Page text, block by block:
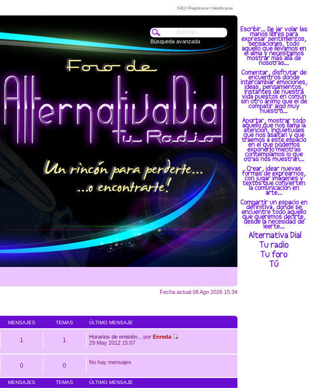
FAQ • Registrarse • Identificarse
Búsqueda avanzada
Fecha actual 08 Ago 2026 15:34
MENSAJES TEMAS ÚLTIMO MENSAJE
1 1 Horarios de emisión... por Enreda
29 May 2012 15:07
0 0 No hay mensajes
MENSAJES TEMAS ÚLTIMO MENSAJE